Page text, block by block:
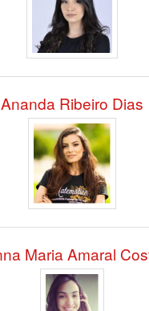
Ananda Ribeiro Dias
Maria Amaral